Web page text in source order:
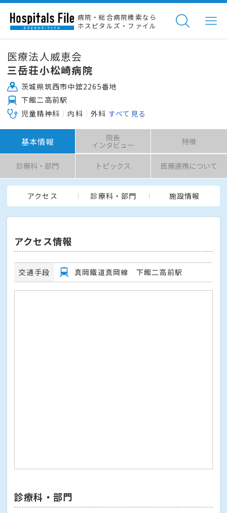
病院・総合病院検索なら
ホスピタルズ・ファイル
医療法人威恵会
三岳荘小松崎病院
茨城県筑西市中舘2265番地
下館二高前駅
児童精神科
内科 外科 すべて見る
基本情報 院長
インタビュー 特徴
診療科・部門 トピックス 医療連携について
アクセス 診療科・部門 施設情報
アクセス情報
交通手段 真岡鐵道真岡線 下館二高前駅
診療科・部門